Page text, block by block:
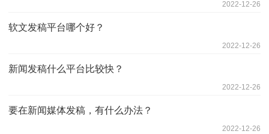
2022-12-26
软文发稿平台哪个好？
2022-12-26
新闻发稿什么平台比较快？
2022-12-26
要在新闻媒体发稿，有什么办法？
2022-12-26